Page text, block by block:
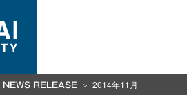
NEWS RELEASE 2014年11月